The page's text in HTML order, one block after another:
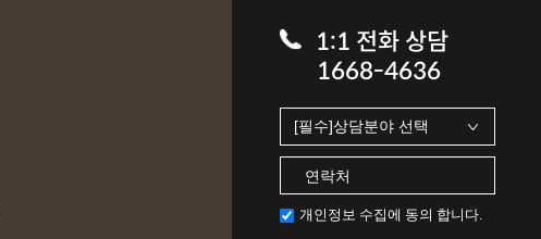
1:1 전화 상담
1668-4636
개인정보 수집에 동의 합니다.